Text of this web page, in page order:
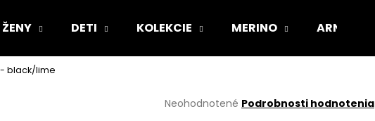
ŽENY DETI KOLEKCIE MERINO ARNOX
- black/lime
Priemerné
Neohodnotené Podrobnosti hodnotenia
Čo potrebujete nájsť?